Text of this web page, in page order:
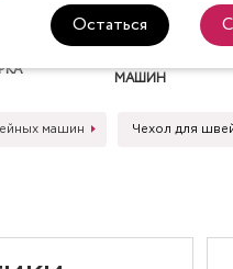
Остаться
ЛАПКИ
ДЛЯ
МАШИН
машин Чехол для